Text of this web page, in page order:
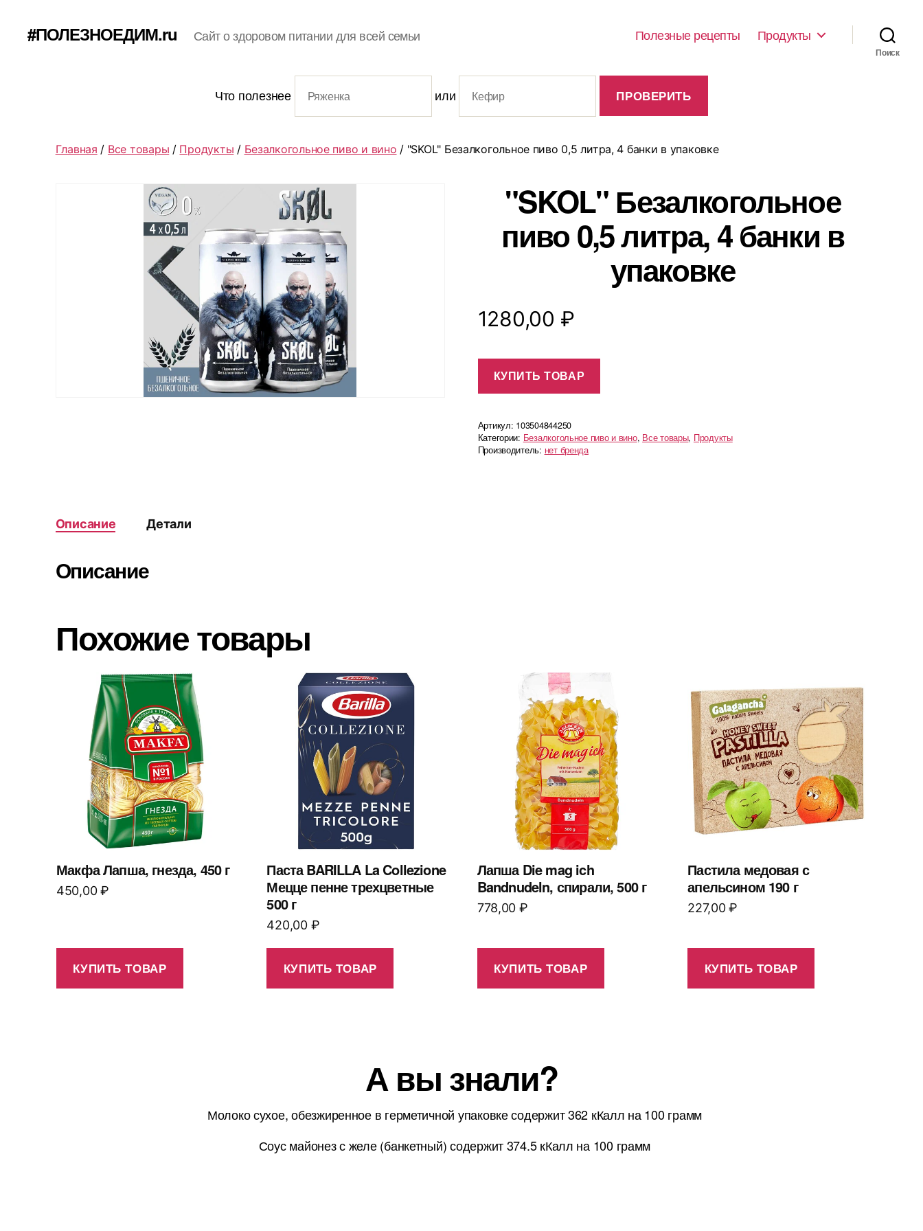
#ПОЛЕЗНОЕДИМ.ru Сайт о здоровом питании для всей семьи Полезные рецепты Продукты
Поиск
Что полезнее или
Главная / Все товары / Продукты / Безалкогольное пиво и вино / "SKOL" Безалкогольное пиво 0,5 литра, 4 банки в упаковке
"SKOL" Безалкогольное
пиво 0,5 литра, 4 банки в
упаковке
1280,00 ₽
КУПИТЬ ТОВАР
Артикул: 103504844250
Категории: Безалкогольное пиво и вино, Все товары, Продукты
Производитель: нет бренда
Описание Детали
Описание
Похожие товары
Макфа Лапша, гнезда, 450 г
450,00₽
КУПИТЬ ТОВАР
Паста BARILLA La Collezione
Мецце пенне трехцветные
500 г
420,00 ₽
КУПИТЬ ТОВАР
Лапша Die mag ich
Bandnudeln, спирали, 500 г
778,00 ₽
КУПИТЬ ТОВАР
Пастила медовая с
апельсином 190 г
227,00₽
КУПИТЬ ТОВАР
А вы знали?
Молоко сухое, обезжиренное в герметичной упаковке содержит 362 кКалл на 100 грамм
Соус майонез с желе (банкетный) содержит 374.5 кКалл на 100 грамм